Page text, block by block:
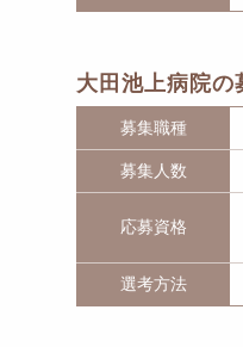
大田池上病院の
募集職種
募集人数
応募資格
選考方法